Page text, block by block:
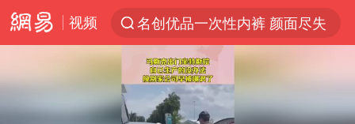
视频
名创优品一次性内裤 颜面尽失
解锁各地夏日限定体验
台风白海豚闭眼浙江上海处于危险半圆